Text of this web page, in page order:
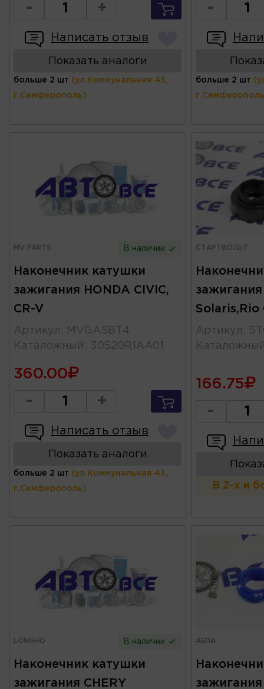
- +
Написать отзыв
Показать аналоги
больше 2 шт (ул.Коммунальная 43,
г.Симферополь)
-
больше 2 шт
MV PARTS В наличии
Наконечник катушки
зажигания HONDA CIVIC,
CR-V
Артикул :
MVGASBT4
Каталожный : 30520R1AA01
360.00
- +
Написать отзыв
Показать аналоги
больше 2 шт (ул.Коммунальная 43,
г.Симферополь)
СТАРТВОЛЬТ
Solaris,Rio
Артикул :
166.75
-
В 2-х и
LONGHO В наличии
Наконечник катушки
зажигания CHERY
АБПА